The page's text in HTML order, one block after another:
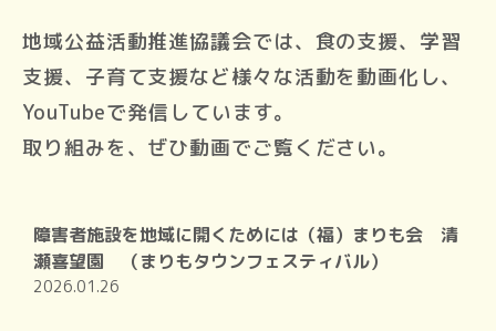
地域公益活動推進協議会では、食の支援、学習
支援、子育て支援など様々な活動を動画化し、
YouTubeで発信しています。
取り組みを、ぜひ動画でご覧ください。
障害者施設を地域に開くためには（福）まりも会 清
瀬喜望園 （まりもタウンフェスティバル）
2026.01.26